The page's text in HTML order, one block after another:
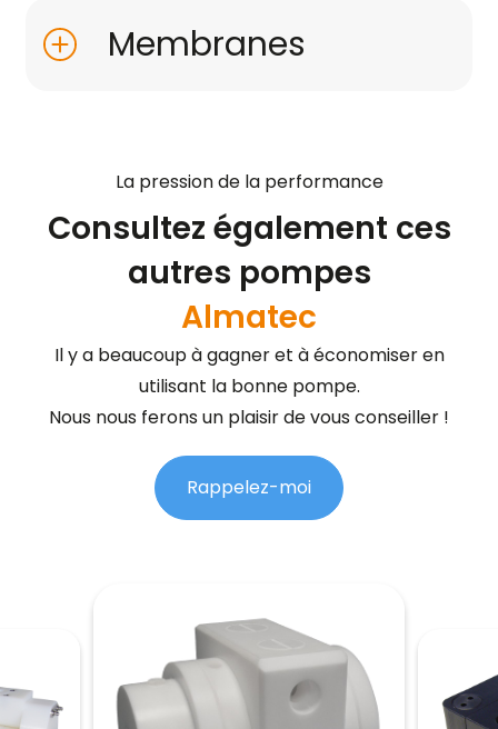
Membranes
La pression de la performance
Consultez également ces
autres pompes
Almatec
Il y a beaucoup à gagner et à économiser en
utilisant la bonne pompe.
Nous nous ferons un plaisir de vous conseiller !
Rappelez-moi